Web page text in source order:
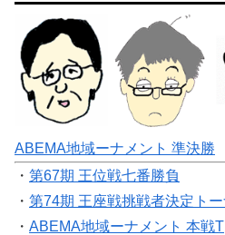
ABEMA地域ーナメント 準決勝
・ 第67期 王位戦七番勝負
・ 第74期 王座戦挑戦者決定トー
・ ABEMA地域ーナメント 本戦T